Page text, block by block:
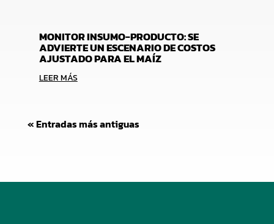
MONITOR INSUMO-PRODUCTO: SE
ADVIERTE UN ESCENARIO DE COSTOS
AJUSTADO PARA EL MAÍZ
LEER MÁS
« Entradas más antiguas